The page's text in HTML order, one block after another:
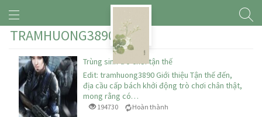
TRAMHUONG3890
Trùng sinh trò chơi tận thế
Edit: tramhuong3890 Giới thiệu Tận thế đến,
địa cầu cấp bách khởi động trò chơi chân thật,
mong rằng có…
194730 Hoàn thành